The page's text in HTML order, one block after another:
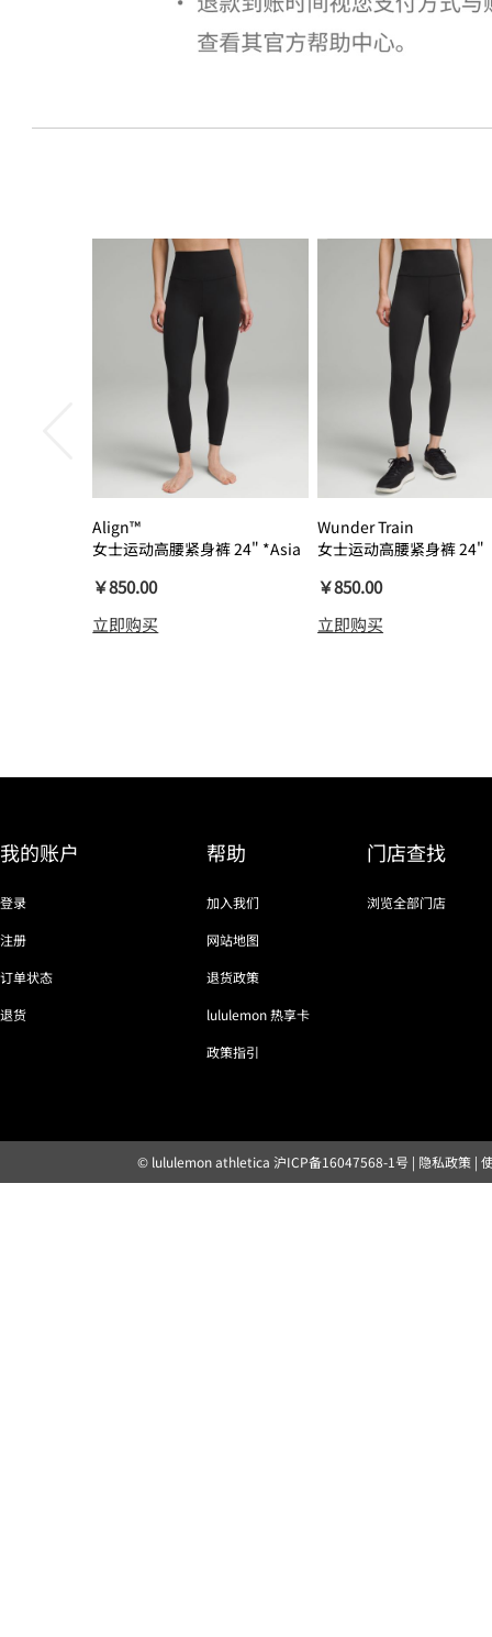
Align™
女士运动高腰紧身裤 24" *Asia
￥850.00
立即购买
Wunder Train
女士运动高腰紧身裤 24"
￥850.00
立即购买
我的账户
登录
注册
订单状态
退货
帮助
加入我们
网站地图
退货政策
lululemon 热享卡
政策指引
门店查找
浏览全部门店
© lululemon athletica 沪ICP备16047568-1号 | 隐私政策|